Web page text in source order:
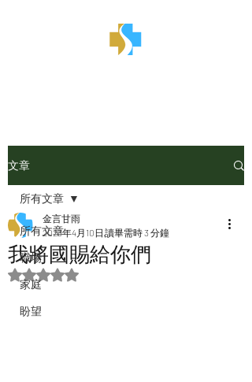
文章
所有文章
職場
家庭
盼望
所有文章
我將國賜給你們
金言甘雨
2023年4月10日 讀畢需時 3 分鐘
評等為 NaN（最高為 5 顆星）。